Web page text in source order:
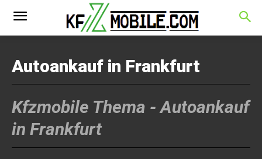
Autoankauf in Frankfurt
Kfzmobile Thema -Autoankauf
in Frankfurt